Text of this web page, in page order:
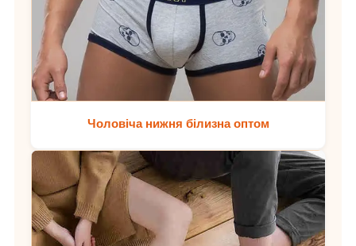
Чоловіча нижня білизна оптом